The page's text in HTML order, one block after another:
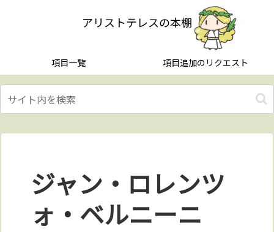
アリストテレスの本棚
項目一覧 項目追加のリクエスト
ジャン・ロレンツ
ォ・ベルニーニ